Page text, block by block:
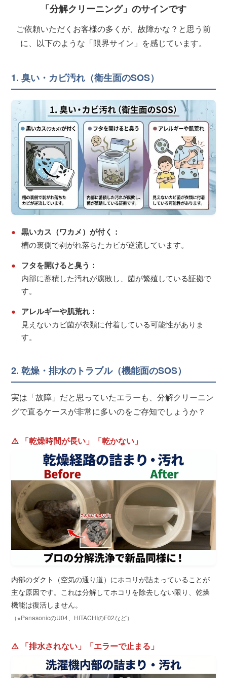
「分解クリーニング」のサインです
ご依頼いただくお客様の多くが、故障かな？と思う前
に、以下のような「限界サイン」を感じています。
1. 臭い・カビ汚れ（衛生面のSOS）
● 黒いカス（ワカメ）が付く：
槽の裏側で剥がれ落ちたカビが逆流しています。
●
フタを開けると臭う：
内部に蓄積した汚れが腐敗し、菌が繁殖している証拠で
す。
●
アレルギーや肌荒れ：
見えないカビ菌が衣類に付着している可能性がありま
す。
2. 乾燥・排水のトラブル（機能面のSOS）
実は「故障」だと思っていたエラーも、分解クリーニン
グで直るケースが非常に多いのをご存知でしょうか？
⚠️ 「乾燥時間が長い」「乾かない」
内部のダクト（空気の通り道）にホコリが詰まっていることが
主な原因です。これは分解してホコリを除去しない限り、乾燥
機能は復活しません。
（※PanasonicのU04、HITACHIのF02など）
⚠️ 「排水されない」「エラーで止まる」